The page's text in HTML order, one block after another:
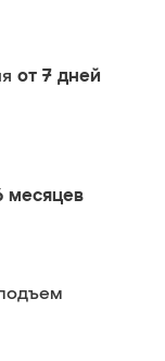
от 7 дней
месяцев